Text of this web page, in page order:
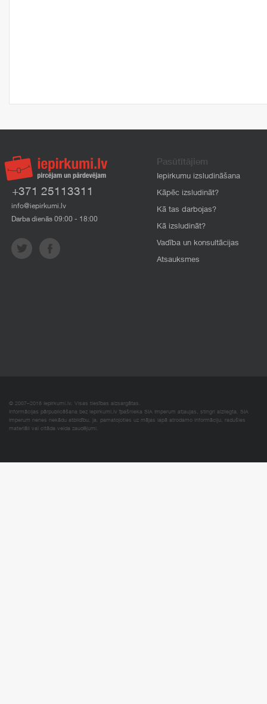
+371 25113311
info@iepirkumi.lv
Darba dienās 09:00 - 18:00
Pasūtītājiem
Iepirkumu izsludināšana
Kāpēc izsludināt?
Kā tas darbojas?
Kā izsludināt?
Vadība un konsultācijas
Atsauksmes
© 2007–2018 Iepirkumi.lv. Visas tiesības aizsargātas.
Informācijas pārpublicēšana bez iepirkumi.lv īpašnieka SIA Imperum atļaujas, stingri aizliegta. SIA
Imperum nenes nekādu atbildību, ja, pamatojoties uz mājas lapā atrodamo informāciju, radušies
materiāli vai citāda veida zaudējumi.